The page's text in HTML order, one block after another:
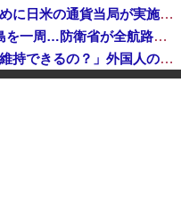
岸田文雄元首相「円安を阻止するために日米の通貨当局が実施した為替介入は一時しのぎに過ぎない」
中国とロシア海軍艦艇4隻が日本列島を一周…防衛省が全航路を公開！
「あきれてモノが言えない」「国を維持できるの？」外国人の永住許可要件の厳格化で在日中国人の本音は？
【速報】 中露の武装軍艦4隻が日本一周『いつでも国家沈没させられるぞ』